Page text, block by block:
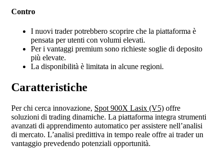
Contro
I nuovi trader potrebbero scoprire che la piattaforma è
pensata per utenti con volumi elevati.
Per i vantaggi premium sono richieste soglie di deposito
più elevate.
La disponibilità è limitata in alcune regioni.
Caratteristiche
Per chi cerca innovazione, Spot 900X Lasix (V5) offre
soluzioni di trading dinamiche. La piattaforma integra strumenti
avanzati di apprendimento automatico per assistere nell’analisi
di mercato. L’analisi predittiva in tempo reale offre ai trader un
vantaggio prevedendo potenziali opportunità.